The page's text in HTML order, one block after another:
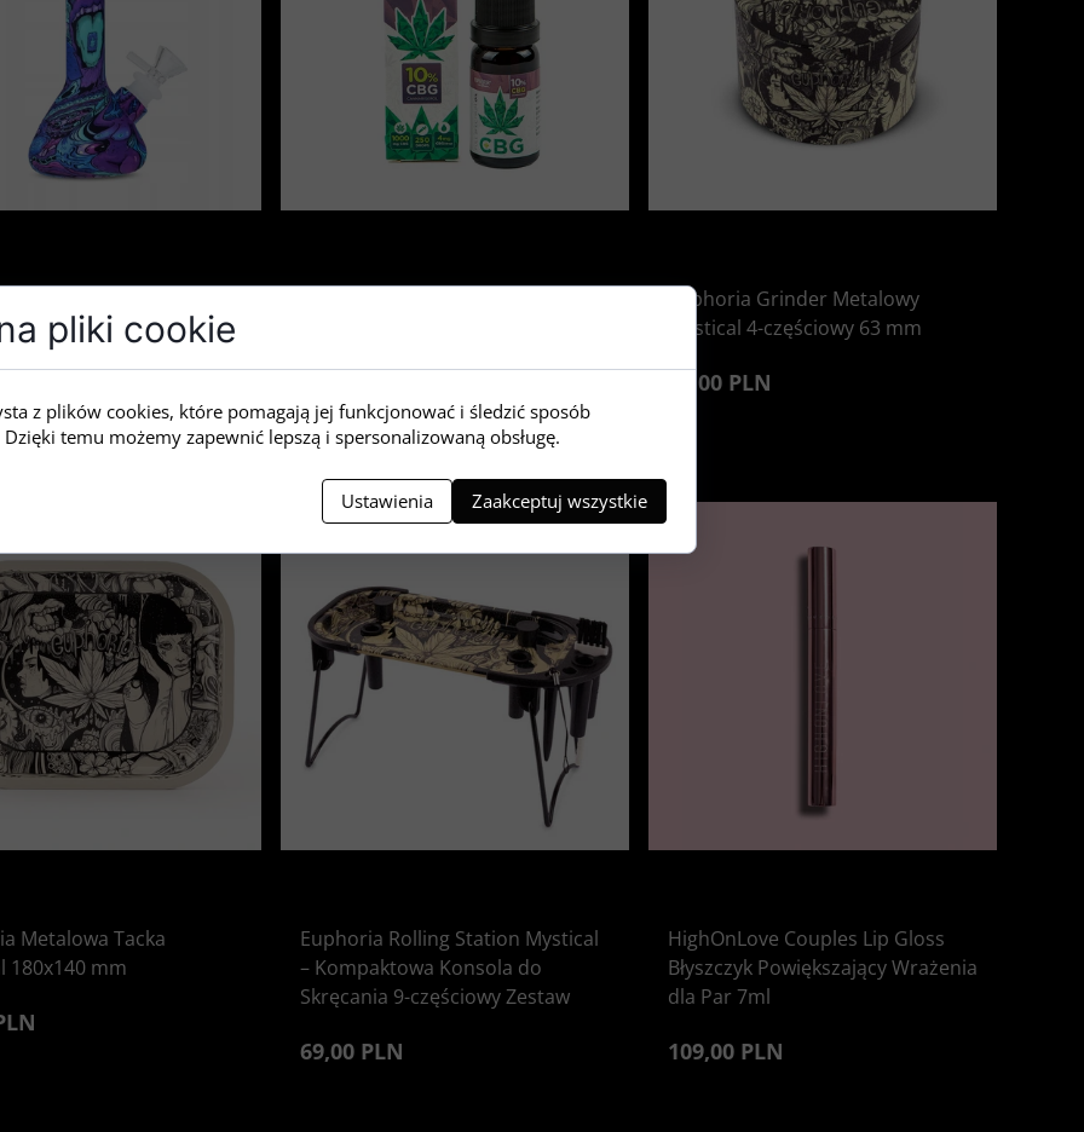
190 × 30 × 80 mm
249,00 PLN
Euphoria Grinder Metalowy
Mystical 4-częściowy 63 mm
55,00 PLN
Metalowa Tacka
180x140 mm
Euphoria Rolling Station Mystical
– Kompaktowa Konsola do
Skręcania 9-częściowy Zestaw
69,00 PLN
HighOnLove Couples Lip Gloss
Błyszczyk Powiększający Wrażenia
dla Par 7ml
109,00 PLN
pliki cookie
z plików cookies, które pomagają jej funkcjonować i śledzić sposób
temu możemy zapewnić lepszą i spersonalizowaną obsługę.
Ustawienia Zaakceptuj wszystkie